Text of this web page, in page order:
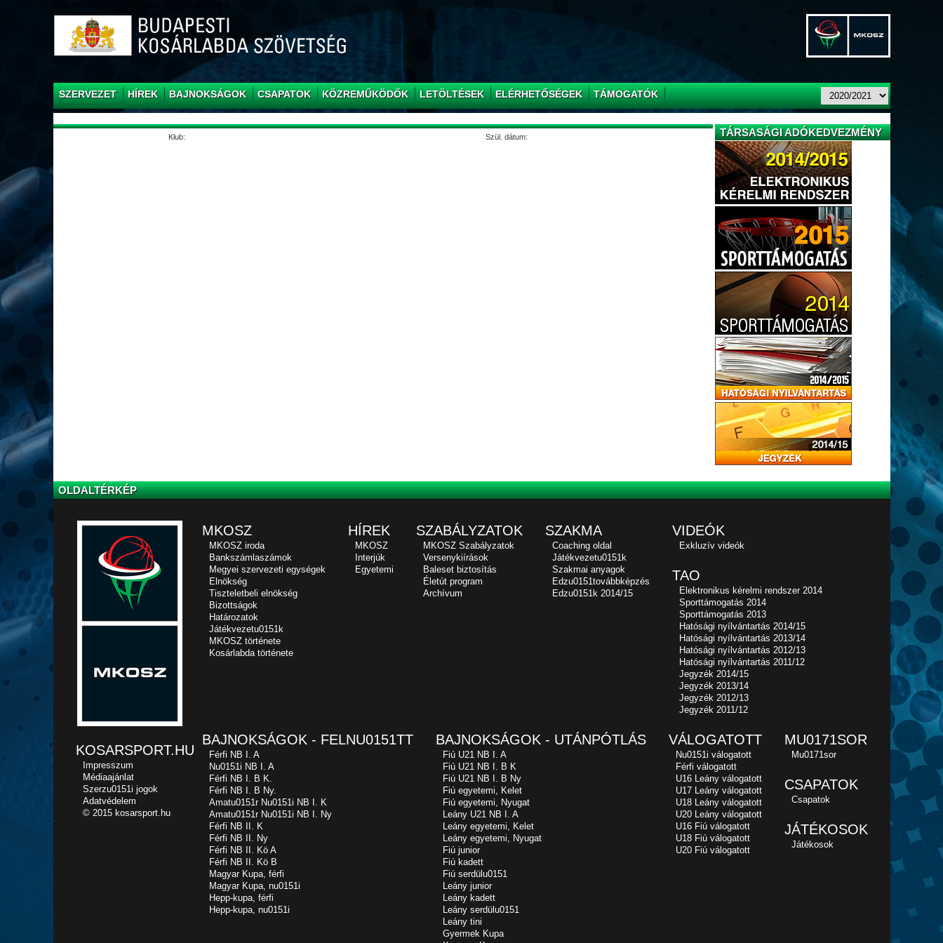
SZERVEZET HÍREK BAJNOKSÁGOK CSAPATOK KÖZREMŰKÖDŐK LETÖLTÉSEK ELÉRHETŐSÉGEK TÁMOGATÓK
Klub: Szül. dátum: TÁRSASÁGI ADÓKEDVEZMÉNY
OLDALTÉRKÉP
MKOSZ
MKOSZ iroda
Bankszámlaszámok
Megyei szervezeti egységek
Elnökség
Tiszteletbeli elnökség
Bizottságok
Határozatok
Játékvezetu0151k
MKOSZ története
Kosárlabda története
HÍREK
MKOSZ
Interjúk
Egyetemi
SZABÁLYZATOK
MKOSZ Szabályzatok
Versenykiírások
Baleset biztosítás
Életút program
Archívum
SZAKMA
Coaching oldal
Játékvezetu0151k
Szakmai anyagok
Edzu0151továbbképzés
Edzu0151k 2014/15
VIDEÓK
Exkluzív videók
TAO
Elektronikus kérelmi rendszer 2014
Sporttámogatás 2014
Sporttámogatás 2013
Hatósági nyílvántartás 2014/15
Hatósági nyílvántartás 2013/14
Hatósági nyílvántartás 2012/13
Hatósági nyílvántartás 2011/12
Jegyzék 2014/15
Jegyzék 2013/14
Jegyzék 2012/13
Jegyzék 2011/12
BAJNOKSÁGOK - FELNU0151TT
Férfi NB I. A
Nu0151i NB I. A
Férfi NB I. B K.
Férfi NB I. B Ny.
Amatu0151r Nu0151i NB I. K
Amatu0151r Nu0151i NB I. Ny
Férfi NB II. K
Férfi NB II. Ny
Férfi NB II. Kö A
Férfi NB II. Kö B
Magyar Kupa, férfi
Magyar Kupa, nu0151i
Hepp-kupa, férfi
Hepp-kupa, nu0151i
BAJNOKSÁGOK - UTÁNPÓTLÁS
Fiú U21 NB I. A
Fiú U21 NB I. B K
Fiú U21 NB I. B Ny
Fiú egyetemi, Kelet
Fiú egyetemi, Nyugat
Leány U21 NB I. A
Leány egyetemi, Kelet
Leány egyetemi, Nyugat
Fiú junior
Fiú kadett
Fiú serdülu0151
Leány junior
Leány kadett
Leány serdülu0151
Leány tini
Gyermek Kupa
VÁLOGATOTT
Nu0151i válogatott
Férfi válogatott
U16 Leány válogatott
U17 Leány válogatott
U18 Leány válogatott
U20 Leány válogatott
U16 Fiú válogatott
U18 Fiú válogatott
U20 Fiú válogatott
MU0171SOR
Mu0171sor
CSAPATOK
Csapatok
JÁTÉKOSOK
Játékosok
KOSARSPORT.HU
Impresszum
Médiaajánlat
Szerzu0151i jogok
Adatvédelem
© 2015 kosarsport.hu